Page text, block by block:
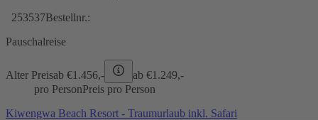
253537Bestellnr.:
Pauschalreise
Alter Preisab €1.456,- ab €1.249,-
pro PersonPreis pro Person
Kiwengwa Beach Resort - Traumurlaub inkl. Safari